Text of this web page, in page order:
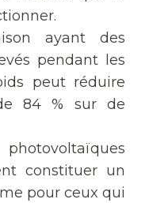
ayant des
pendant les
peut réduire
84 % sur de
constituer un
pour ceux qui